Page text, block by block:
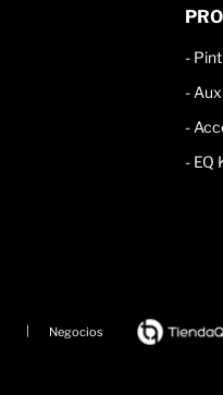
-
-
-
- EQ
| Negocios